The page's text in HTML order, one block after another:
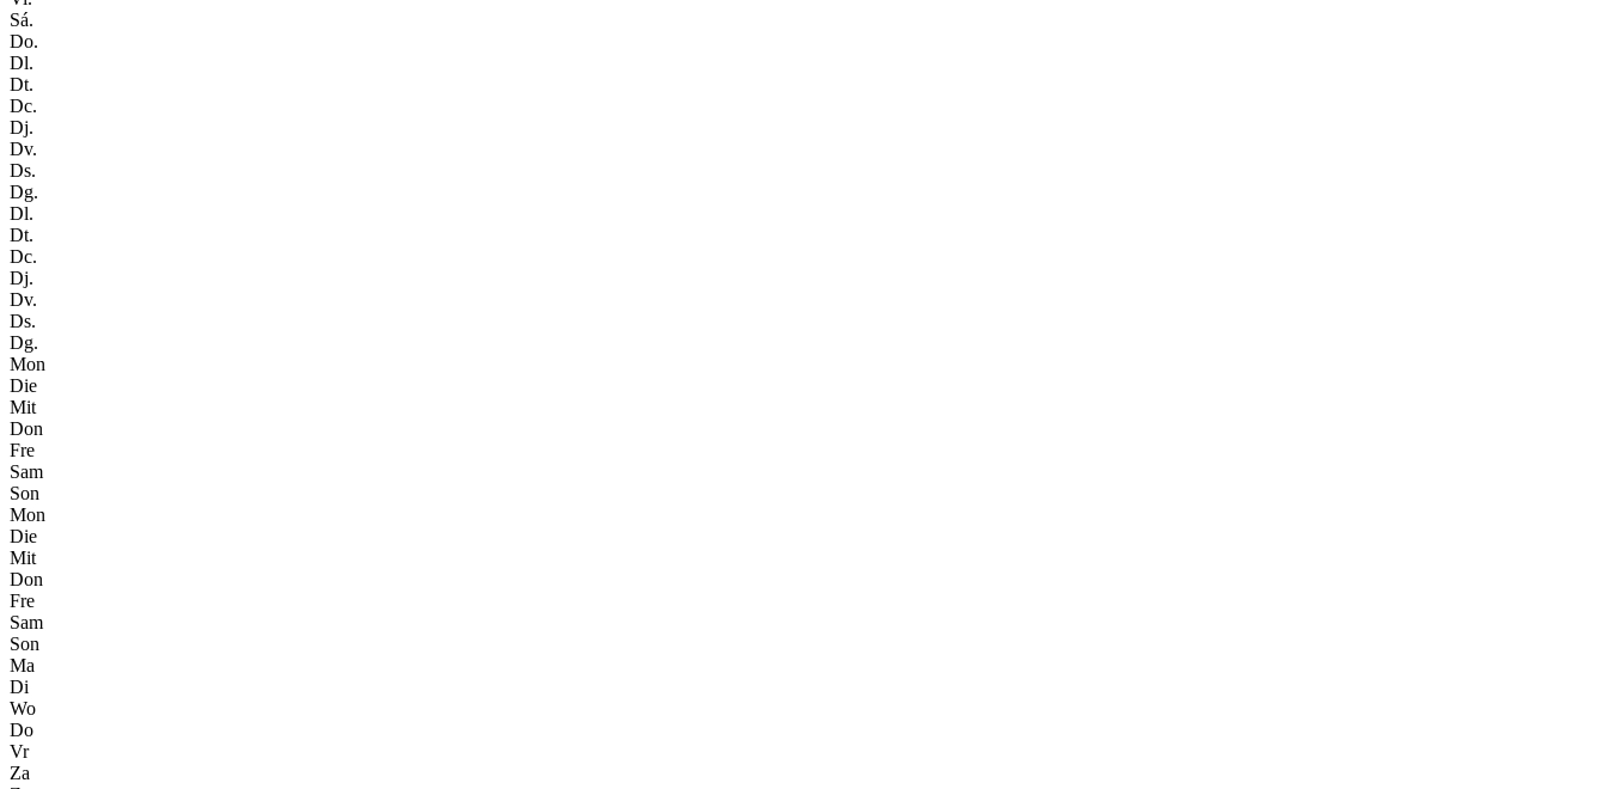
Sá.
Do.
Dl.
Dt.
Dc.
Dj.
Dv.
Ds.
Dg.
Dl.
Dt.
Dc.
Dj.
Dv.
Ds.
Dg.
Mon
Die
Mit
Don
Fre
Sam
Son
Mon
Die
Mit
Don
Fre
Sam
Son
Ma
Di
Wo
Do
Vr
Za